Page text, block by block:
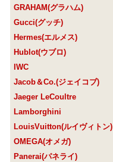
GRAHAM(グラハム)
Gucci(グッチ)
Hermes(エルメス)
Hublot(ウブロ)
IWC
Jacob＆Co.(ジェイコブ)
Jaeger LeCoultre
Lamborghini
LouisVuitton(ルイヴィトン)
OMEGA(オメガ)
Panerai(パネライ)